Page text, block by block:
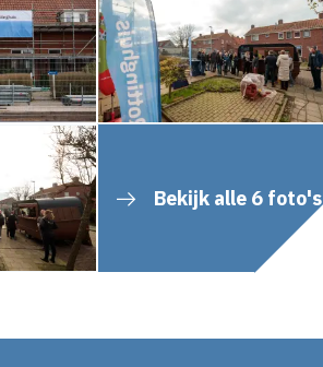
Bekijk alle 6 foto's